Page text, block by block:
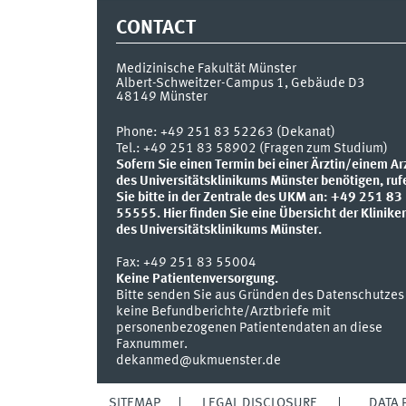
CONTACT
Medizinische Fakultät Münster
Albert-Schweitzer-Campus 1, Gebäude D3
48149 Münster
Phone: +49 251 83 52263 (Dekanat)
Tel.: +49 251 83 58902 (Fragen zum Studium)
Sofern Sie einen Termin bei einer Ärztin/einem
des Universitätsklinikums Münster benötigen,
Sie bitte in der Zentrale des UKM an: +49 251 83
55555. Hier finden Sie eine Übersicht der
des Universitätsklinikums Münster.
Fax: +49 251 83 55004
Keine Patientenversorgung.
Bitte senden Sie aus Gründen des Datenschutzes
keine Befundberichte/Arztbriefe mit
personenbezogenen Patientendaten an diese
Faxnummer.
dekanmed@ukmuenster.de
SITEMAP LEGAL DISCLOSURE DATA